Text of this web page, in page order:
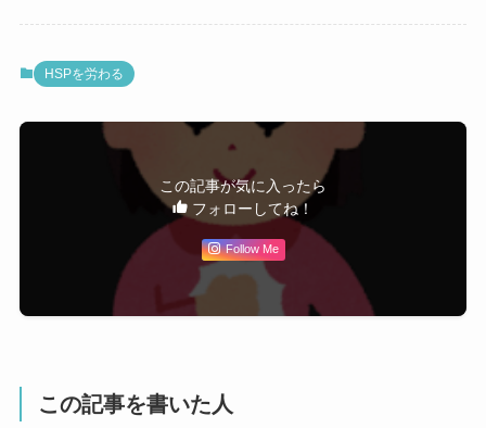
HSPを労わる
この記事が気に入ったら
フォローしてね！
Follow Me
この記事を書いた人